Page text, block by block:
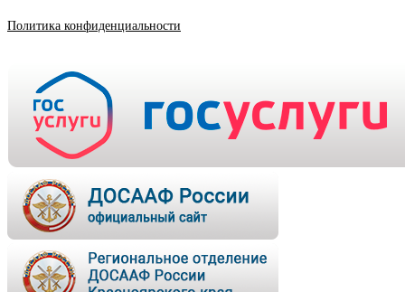
Политика конфиденциальности